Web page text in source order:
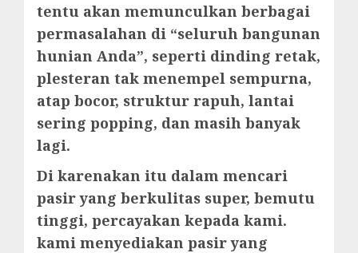
tentu akan memunculkan berbagai
permasalahan di “seluruh bangunan
hunian Anda”, seperti dinding retak,
plesteran tak menempel sempurna,
atap bocor, struktur rapuh, lantai
sering popping, dan masih banyak
lagi.
Di karenakan itu dalam mencari
pasir yang berkulitas super, bemutu
tinggi, percayakan kepada kami.
kami menyediakan pasir yang